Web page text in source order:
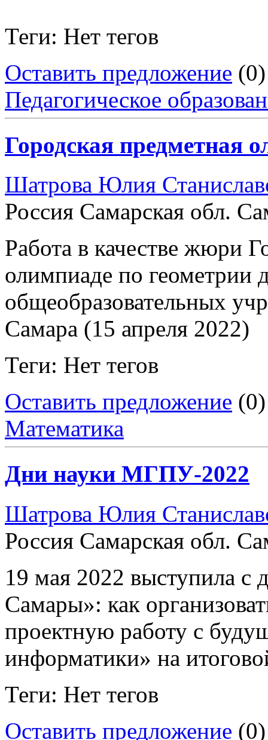
Теги: Нет тегов
Оставить предложение (0)
Педагогическое
Городская предметная
Шатрова Юлия
Россия Самарская обл.
Работа в качестве жюри
олимпиаде по геометрии
общеобразовательных
Самара (15 апреля 2022)
Теги: Нет тегов
Оставить предложение (0)
Математика
Дни науки МГПУ-2022
Шатрова Юлия
Россия Самарская обл.
19 мая 2022 выступила с
Самары»: как
проектную работу с
информатики» на
Теги: Нет тегов
Оставить предложение (0)